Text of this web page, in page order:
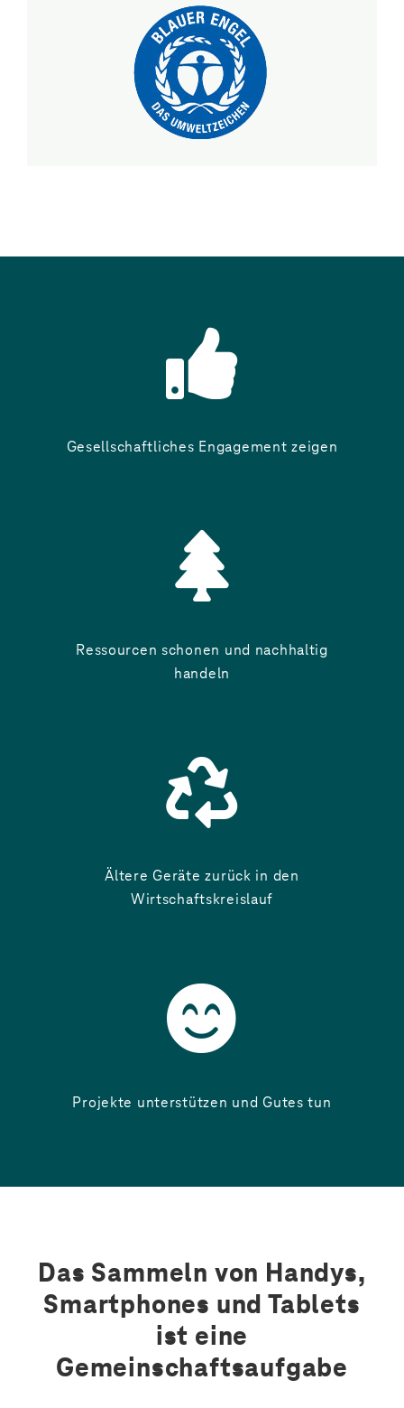
Gesellschaftliches Engagement zeigen
Ressourcen schonen und nachhaltig
handeln
Ältere Geräte zurück in den
Wirtschaftskreislauf
Projekte unterstützen und Gutes tun
Das Sammeln von Handys,
Smartphones und Tablets
ist eine
Gemeinschaftsaufgabe